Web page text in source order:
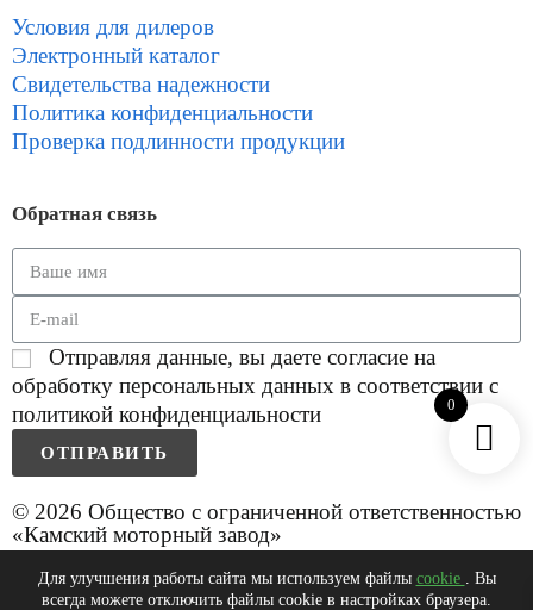
Условия для дилеров
Электронный каталог
Свидетельства надежности
Политика конфиденциальности
Проверка подлинности продукции
Обратная связь
Отправляя данные, вы даете согласие на
обработку персональных данных в соответствии с
политикой конфиденциальности
ОТПРАВИТЬ
© 2026 Общество с ограниченной ответственностью
«Камский моторный завод»
0
Для улучшения работы сайта мы используем файлы cookie . Вы
всегда можете отключить файлы cookie в настройках браузера.